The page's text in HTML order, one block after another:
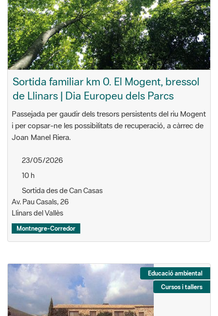
Sortida familiar km 0. El Mogent, bressol
de Llinars | Dia Europeu dels Parcs
Passejada per gaudir dels tresors persistents del riu Mogent
i per copsar-ne les possibilitats de recuperació, a càrrec de
Joan Manel Riera.
23/05/2026
10 h
Sortida des de Can Casas
Av. Pau Casals, 26
Llinars del Vallès
Montnegre-Corredor
Educació ambiental
Cursos i tallers